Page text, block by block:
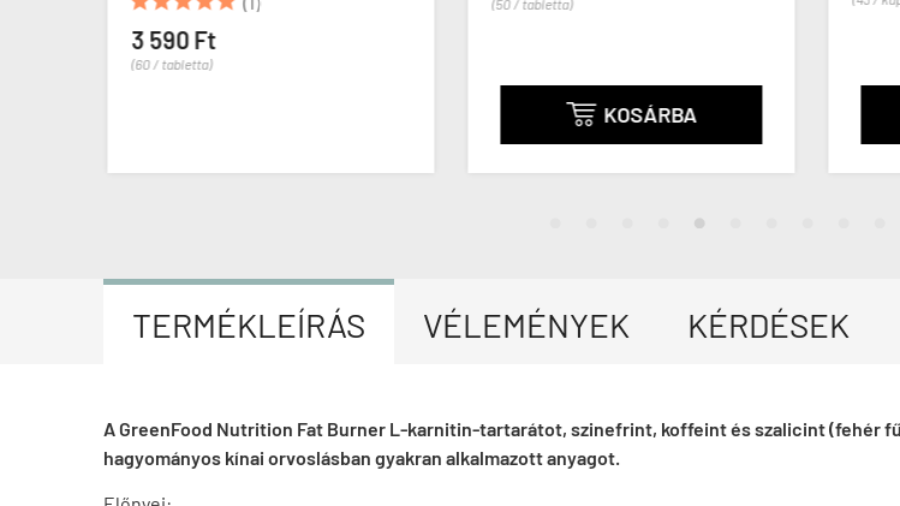
3 590 Ft
(60 / tabletta)
(50 / tabletta)
 KOSÁRBA
TERMÉKLEÍRÁS VÉLEMÉNYEK KÉRDÉSEK
A GreenFood Nutrition Fat Burner L-karnitin-tartarátot, szinefrint, koffeint és szalicint (fehér
hagyományos kínai orvoslásban gyakran alkalmazott anyagot.